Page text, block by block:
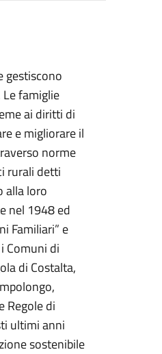
gestiscono
famiglie
ai diritti di
e migliorare il
norme
rurali detti
alla loro
nel 1948 ed
Familiari” e
Comuni di
di Costalta,
Regole di
ultimi anni
sostenibile